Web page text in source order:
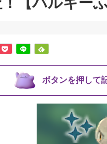
ボタンを押して